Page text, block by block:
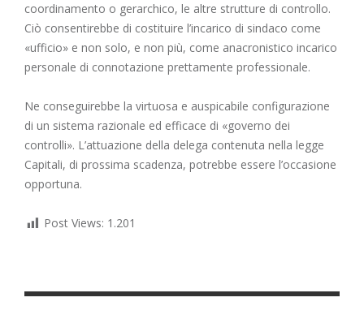
coordinamento o gerarchico, le altre strutture di controllo.
Ciò consentirebbe di costituire l’incarico di sindaco come
«ufficio» e non solo, e non più, come anacronistico incarico
personale di connotazione prettamente professionale.
Ne conseguirebbe la virtuosa e auspicabile configurazione
di un sistema razionale ed efficace di «governo dei
controlli». L’attuazione della delega contenuta nella legge
Capitali, di prossima scadenza, potrebbe essere l’occasione
opportuna.
Post Views: 1.201